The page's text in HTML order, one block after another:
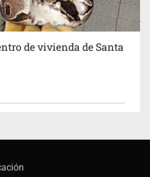
de vivienda de Santa